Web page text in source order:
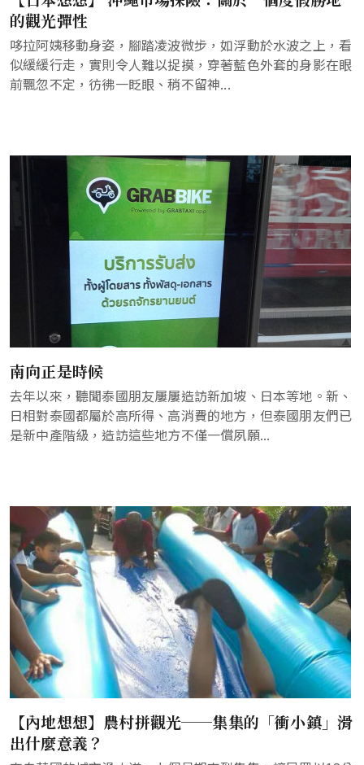
的觀光彈性
哆拉阿姨移動身姿，腳踏凌波微步，如浮動於水波之上，看
似緩緩行走，實則令人難以捉摸，穿著藍色外套的身影在眼
前飄忽不定，彷彿一眨眼、稍不留神...
南向正是時候
去年以來，聽聞泰國朋友屢屢造訪新加坡、日本等地。新、
日相對泰國都屬於高所得、高消費的地方，但泰國朋友們已
是新中產階級，造訪這些地方不僅一償夙願...
【內地想想】農村拼觀光──集集的「衝小鎮」滑
出什麼意義？